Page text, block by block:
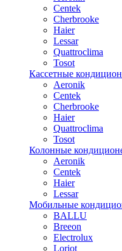
Centek
Cherbrooke
Haier
Lessar
Quattroclima
Tosot
Кассетные
Aeronik
Centek
Cherbrooke
Haier
Quattroclima
Tosot
Колонные
Aeronik
Centek
Haier
Lessar
Мобильные
BALLU
Breeon
Electrolux
Loriot